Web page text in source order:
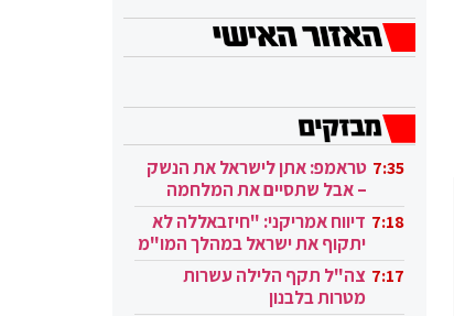
7:35 טראמפ: אתן לישראל את הנשק
– אבל שתסיים את המלחמה
בעזה 7:18 דיווח אמריקני: "חיזבאללה לא
יתקוף את ישראל במהלך המו"מ
בקטאר" 7:17 צה"ל תקף הלילה עשרות
מטרות בלבנון